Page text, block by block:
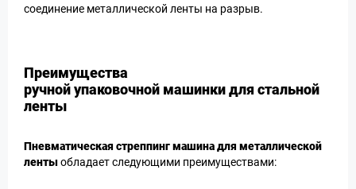
соединение металлической ленты на разрыв.
Преимущества
ручной упаковочной машинки для стальной
ленты
Пневматическая стреппинг машина для металлической
лентыобладает следующими преимуществами: